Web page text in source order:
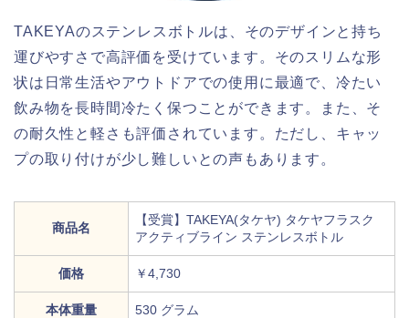
TAKEYAのステンレスボトルは、そのデザインと持ち
運びやすさで高評価を受けています。そのスリムな形
状は日常生活やアウトドアでの使用に最適で、冷たい
飲み物を長時間冷たく保つことができます。また、そ
の耐久性と軽さも評価されています。ただし、キャッ
プの取り付けが少し難しいとの声もあります。
商品名
【受賞】TAKEYA(タケヤ) タケヤフラスク
アクティブライン ステンレスボトル
価格 ￥4,730
本体重量 ‎530 グラム